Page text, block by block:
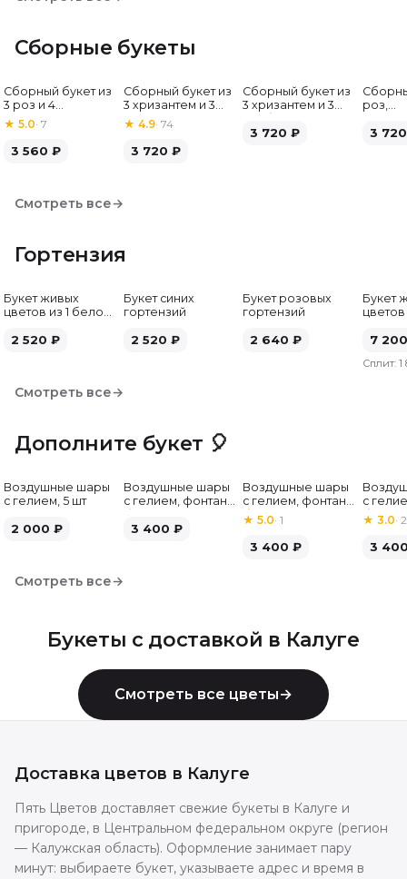
Сборные букеты
Сборный букет из
3 роз и 4
альстромерий
★ 5.0· 7
3 560 ₽
Хит
Сборный букет из
3 хризантем и 3
альстромерий
★ 4.9· 74
3 720 ₽
Сборный букет из
3 хризантем и 3
3 720 ₽
роз,
3 720
Смотреть все→
Гортензия
Букет живых
цветов из 1 белой
2 520 ₽
Букет синих
гортензий
2 520 ₽
Букет розовых
гортензий
2 640 ₽
Букет
7 200
Сплит: 1
Смотреть все→
Дополните букет 🎈
Воздушные шары
с гелием, 5 шт
2 000 ₽
Воздушные шары
с гелием, фонтан,
шт
3 400 ₽
Воздушные шары
с гелием, фонтан,
бело-розовые, 7
шт
★5.0·1
3 400 ₽
с
бело-
★ 3.0· 2
3
Смотреть все→
Букеты с доставкой в Калуге
Смотреть все цветы→
Доставка цветов в Калуге
Пять Цветов доставляет свежие букеты в Калуге и
пригороде, в Центральном федеральном округе (регион
— Калужская область). Оформление занимает пару
минут: выбираете букет, указываете адрес и время в